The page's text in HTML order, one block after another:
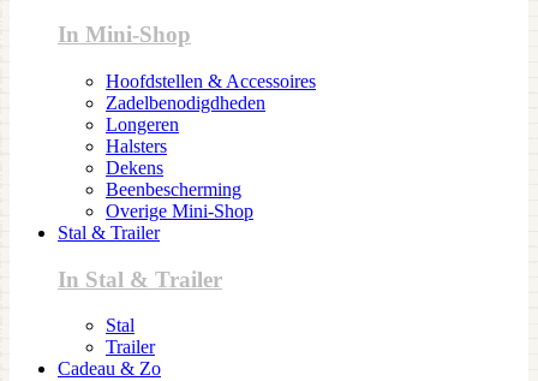
In Mini-Shop
Hoofdstellen & Accessoires
Zadelbenodigdheden
Longeren
Halsters
Dekens
Beenbescherming
Overige Mini-Shop
Stal & Trailer
In Stal & Trailer
Stal
Trailer
Cadeau & Zo